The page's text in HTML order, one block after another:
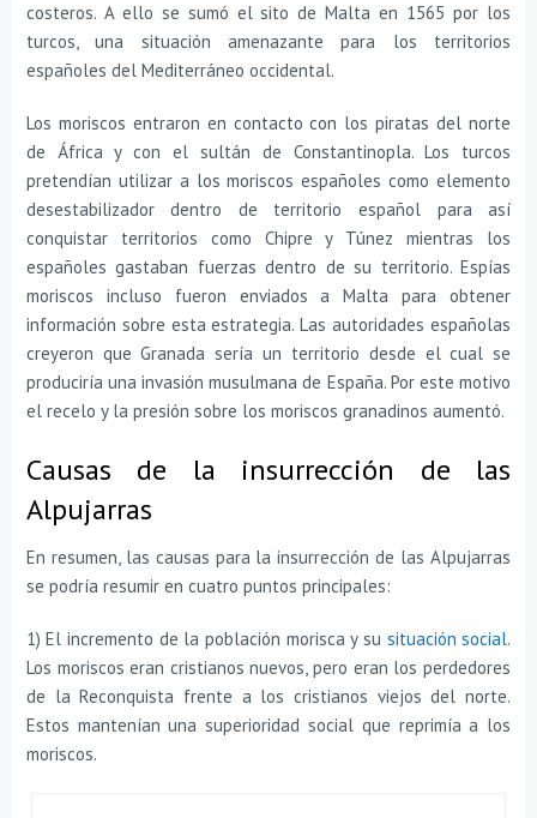
costeros. A ello se sumó el sito de Malta en 1565 por los
turcos, una situación amenazante para los territorios
españoles del Mediterráneo occidental.
Los moriscos entraron en contacto con los piratas del norte
de África y con el sultán de Constantinopla. Los turcos
pretendían utilizar a los moriscos españoles como elemento
desestabilizador dentro de territorio español para así
conquistar territorios como Chipre y Túnez mientras los
españoles gastaban fuerzas dentro de su territorio. Espías
moriscos incluso fueron enviados a Malta para obtener
información sobre esta estrategia. Las autoridades españolas
creyeron que Granada sería un territorio desde el cual se
produciría una invasión musulmana de España. Por este motivo
el recelo y la presión sobre los moriscos granadinos aumentó.
Causas de la insurrección de las
Alpujarras
En resumen, las causas para la insurrección de las Alpujarras
se podría resumir en cuatro puntos principales:
1) El incremento de la población morisca y su situación social.
Los moriscos eran cristianos nuevos, pero eran los perdedores
de la Reconquista frente a los cristianos viejos del norte.
Estos mantenían una superioridad social que reprimía a los
moriscos.